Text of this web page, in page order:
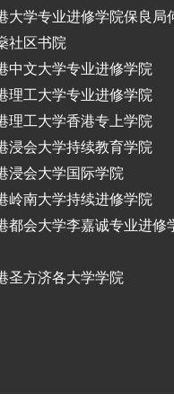
大学专业进修学院保良局
社区书院
中文大学专业进修学院
理工大学专业进修学院
理工大学香港专上学院
浸会大学持续教育学院
浸会大学国际学院
岭南大学持续进修学院
都会大学李嘉诚专业进修
圣方济各大学学院